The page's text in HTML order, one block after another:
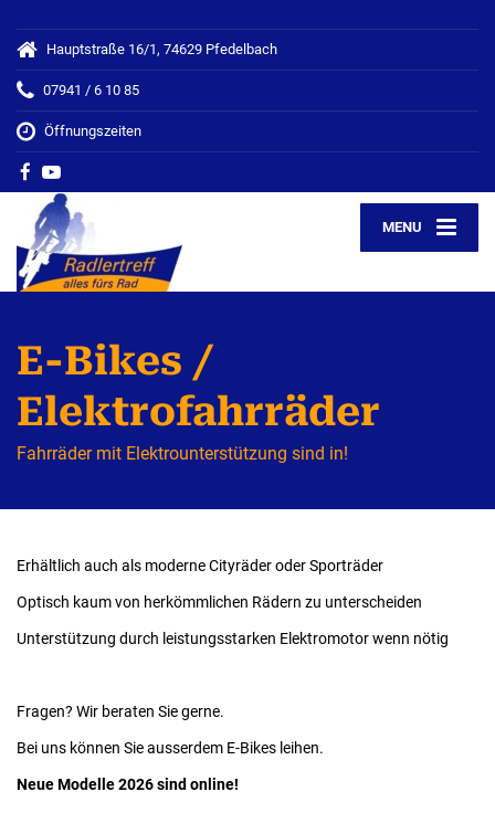
Hauptstraße 16/1, 74629 Pfedelbach
07941 / 6 10 85
Öffnungszeiten
MENU
E-Bikes /
Elektrofahrräder
Fahrräder mit Elektrounterstützung sind in!
Erhältlich auch als moderne Cityräder oder Sporträder
Optisch kaum von herkömmlichen Rädern zu unterscheiden
Unterstützung durch leistungsstarken Elektromotor wenn nötig
Fragen? Wir beraten Sie gerne.
Bei uns können Sie ausserdem E-Bikes leihen.
Neue Modelle 2026 sind online!